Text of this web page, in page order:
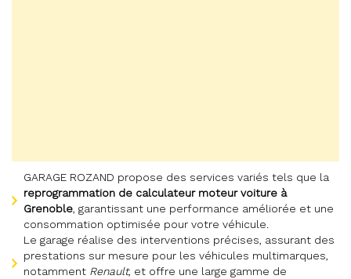
GARAGE ROZAND propose des services variés tels que la
reprogrammation de calculateur moteur voiture à
Grenoble , garantissant une performance améliorée et une
consommation optimisée pour votre véhicule.
Le garage réalise des interventions précises, assurant des
prestations sur mesure pour les véhicules multimarques,
notamment Renault, et offre une large gamme de